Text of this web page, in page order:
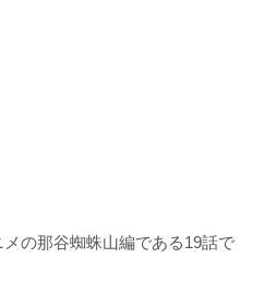
メの那谷蜘蛛山編である19話で